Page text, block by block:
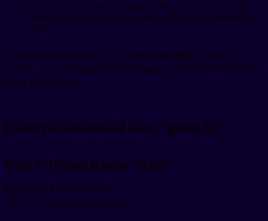
"I think robots will be common in 50 years" (Creo que los
robots serán comunes en 50 años) → Predicción general, uso
"will"
Entender esta diferencia te va a ayudar muchísimo a sonar más
natural. Los nativos eligen entre "going to" y "will" automáticamente
según estas reglas.
Errores comunes al usar "going to"
Error 1: Olvidar el verbo "to be"
Incorrecto: ❌ I going to study
Correcto: ✓ I am going to study